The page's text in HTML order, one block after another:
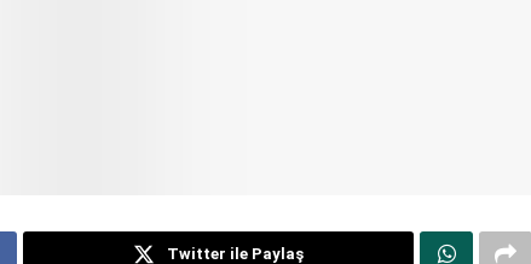
Twitter ile Paylaş